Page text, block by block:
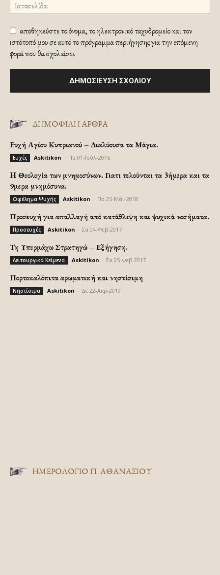
αποθηκεύστε το όνομα, το ηλεκτρονικό ταχυδρομείο και τον
ιστότοπό μου σε αυτό το πρόγραμμα περιήγησης για την επόμενη
φορά που θα σχολιάσω.
ΔΗΜΟΦΙΛΗ ΑΡΘΡΑ
Ευχή Αγίου Κυπριανού – Διαλύουσα τα Μάγια.
Ευχές Askitikon Πα 01-Ιούλ-2016
H Θεολογία των μνημοσύνων. Γιατι τελούνται τα 3ήμερα και τα
9μερα μνημόσυνα.
Ωφέλημα Ψυχής Askitikon Πα 25-Μάι-2018
Προσευχή για απαλλαγή από κατάθλιψη και ψυχικά νοσήματα.
Προσευχές Askitikon Σα 04-Φεβ-2017
Τη Υπερμάχω Στρατηγώ – Εξήγηση.
Λειτουργικά Κείμενα Askitikon Σα 25-Φεβ-2017
Πορτοκαλόπιτα αρωματική και νηστίσιμη
Νηστίσιμα Askitikon Δε 22-Απρ-2019
ΗΜΕΡΟΛΟΓΙΟ Π. ΑΘΑΝΑΣΙΟΥ